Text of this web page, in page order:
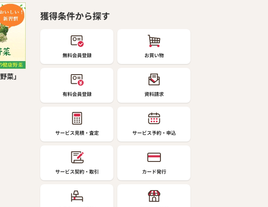
菜」
獲得条件から探す
無料会員登録 お買い物
有料会員登録 資料請求
サービス見積・査定 サービス予約・申込
サービス契約・取引 カード発行